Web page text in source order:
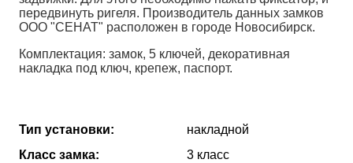
передвинуть ригеля. Производитель данных замков
ООО "СЕНАТ" расположен в городе Новосибирск.
Комплектация: замок, 5 ключей, декоративная
накладка под ключ, крепеж, паспорт.
Тип установки:
накладной
Класс замка:
3 класс